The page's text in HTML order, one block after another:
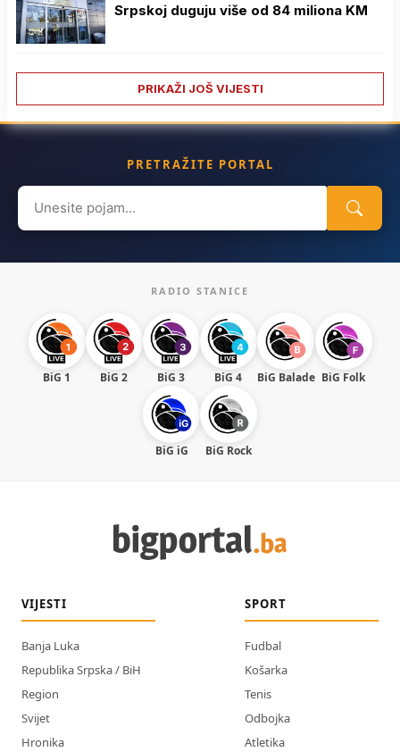
Srpskoj duguju više od 84 miliona KM
PRIKAŽI JOŠ VIJESTI
PRETRAŽITE PORTAL
Search
for:
RADIO STANICE
BiG 1 BiG 2 BiG 3 BiG 4 BiG Balade BiG Folk
BiG iG BiG Rock
VIJESTI
Banja Luka
Republika Srpska / BiH
Region
Svijet
Hronika
SPORT
Fudbal
Košarka
Tenis
Odbojka
Atletika